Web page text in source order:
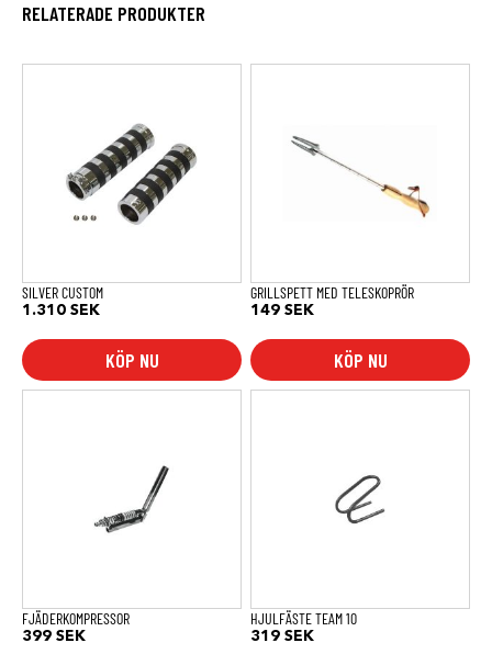
RELATERADE PRODUKTER
SILVER CUSTOM
1.310 SEK
KÖP NU
GRILLSPETT MED TELESKOPRÖR
149 SEK
KÖP NU
FJÄDERKOMPRESSOR
399 SEK
HJULFÄSTE TEAM 10
319 SEK